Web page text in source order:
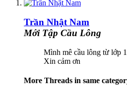
Trần Nhật Nam
Mới Tập Cầu Lông
Mình mê cầu lông từ lớp
Xin cảm ơn
More Threads in same